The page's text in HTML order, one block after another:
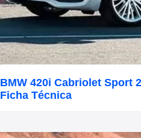
BMW 420i Cabriolet Sport
Ficha Técnica